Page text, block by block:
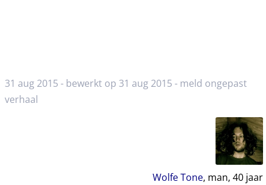
31 aug 2015 - bewerkt op 31 aug 2015 - meld ongepast
verhaal
Wolfe Tone, man, 40jaar